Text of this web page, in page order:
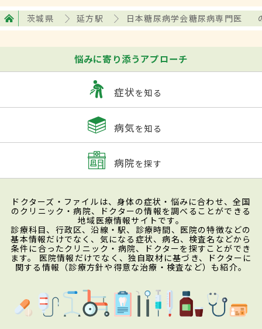
茨城県 延方駅 日本糖尿病学会糖尿病専門医
悩みに寄り添うアプローチ
症状を知る
病気を知る
病院を探す
ドクターズ・ファイルは、身体の症状・悩みに合わせ、全国
のクリニック・病院、ドクターの情報を調べることができる
地域医療情報サイトです。
診療科目、行政区、沿線・駅、診療時間、医院の特徴などの
基本情報だけでなく、気になる症状、病名、検査名などから
条件に合ったクリニック・病院、ドクターを探すことができ
ます。 医院情報だけでなく、独自取材に基づき、ドクターに
関する情報（診療方針や得意な治療・検査など）も紹介。